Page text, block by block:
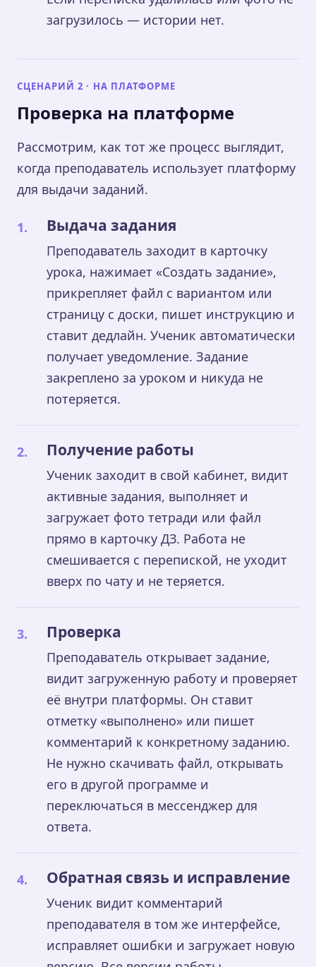
загрузилось — истории нет.
СЦЕНАРИЙ 2 · НА ПЛАТФОРМЕ
Проверка на платформе
Рассмотрим, как тот же процесс выглядит,
когда преподаватель использует платформу
для выдачи заданий.
Выдача задания
Преподаватель заходит в карточку
урока, нажимает «Создать задание»,
прикрепляет файл с вариантом или
страницу с доски, пишет инструкцию и
ставит дедлайн. Ученик автоматически
получает уведомление. Задание
закреплено за уроком и никуда не
потеряется.
Получение работы
Ученик заходит в свой кабинет, видит
активные задания, выполняет и
загружает фото тетради или файл
прямо в карточку ДЗ. Работа не
смешивается с перепиской, не уходит
вверх по чату и не теряется.
Проверка
Преподаватель открывает задание,
видит загруженную работу и проверяет
её внутри платформы. Он ставит
отметку «выполнено» или пишет
комментарий к конкретному заданию.
Не нужно скачивать файл, открывать
его в другой программе и
переключаться в мессенджер для
ответа.
Обратная связь и исправление
Ученик видит комментарий
преподавателя в том же интерфейсе,
исправляет ошибки и загружает новую